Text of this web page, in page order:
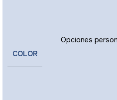
COLOR
Opciones